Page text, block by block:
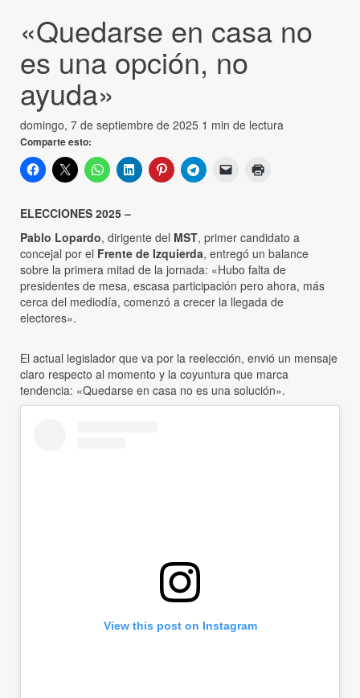
«Quedarse en casa no
es una opción, no
ayuda»
domingo, 7 de septiembre de 2025 1 min de lectura
Comparte esto:
ELECCIONES 2025 –
Pablo Lopardo, dirigente del MST, primer candidato a
concejal por el Frente de Izquierda, entregó un balance
sobre la primera mitad de la jornada: «Hubo falta de
presidentes de mesa, escasa participación pero ahora, más
cerca del mediodía, comenzó a crecer la llegada de
electores».
El actual legislador que va por la reelección, envió un mensaje
claro respecto al momento y la coyuntura que marca
tendencia: «Quedarse en casa no es una solución».
View this post on Instagram